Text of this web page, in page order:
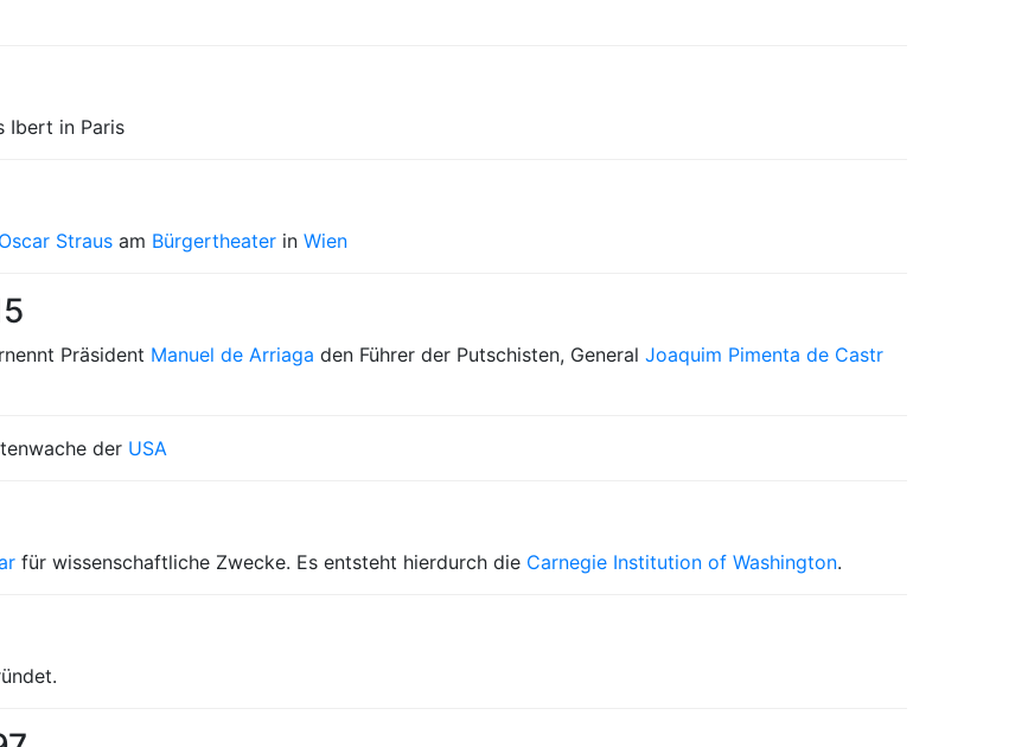
Ibert in Paris
Oscar Straus am Bürgertheater in Wien
Präsident Manuel de Arriaga den Führer der Putschisten, General Joaquim Pimenta de Castr
der USA
für wissenschaftliche Zwecke. Es entsteht hierdurch die Carnegie Institution of Washington.